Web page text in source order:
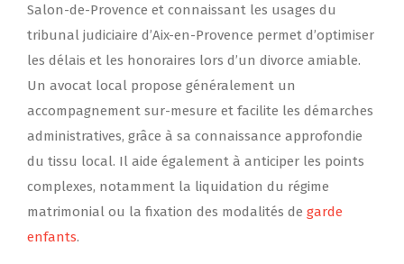
Salon-de-Provence et connaissant les usages du
tribunal judiciaire d’Aix-en-Provence permet d’optimiser
les délais et les honoraires lors d’un divorce amiable.
Un avocat local propose généralement un
accompagnement sur-mesure et facilite les démarches
administratives, grâce à sa connaissance approfondie
du tissu local. Il aide également à anticiper les points
complexes, notamment la liquidation du régime
matrimonial ou la fixation des modalités de garde
enfants.